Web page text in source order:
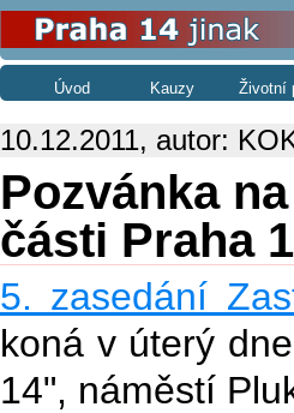
Úvod Kauzy Životní
10.12.2011, autor:
Pozvánka
části Praha
5. zasedání
koná v úterý
14", náměstí